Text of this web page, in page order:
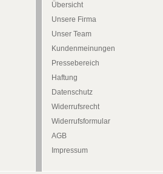
Übersicht
Unsere Firma
Unser Team
Kundenmeinungen
Pressebereich
Haftung
Datenschutz
Widerrufsrecht
Widerrufsformular
AGB
Impressum